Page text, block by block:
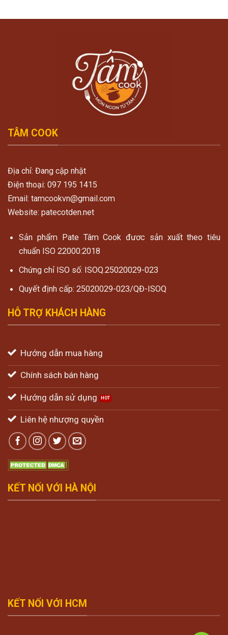
TÂM COOK
Địa chỉ: Đang cập nhật
Điện thoại: 097 195 1415
Email: tamcookvn@gmail.com
Website: patecotden.net
Sản phẩm Pate Tâm Cook đươc sản xuất theo tiêu
chuẩn ISO 22000:2018
Chứng chỉ ISO số: ISOQ.25020029-023
Quyết định cấp: 25020029-023/QĐ-ISOQ
HỖ TRỢ KHÁCH HÀNG
Hướng dẫn mua hàng
Chính sách bán hàng
Hướng dẫn sử dụng
Liên hệ nhượng quyền
KẾT NỐI VỚI HÀ NỘI
KẾT NỐI VỚI HCM